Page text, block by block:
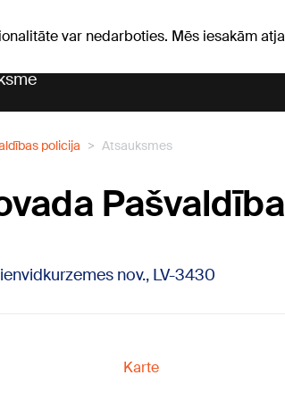
var nedarboties. Mēs iesakām
policija Atsauksmes
nov., LV-3430
Karte